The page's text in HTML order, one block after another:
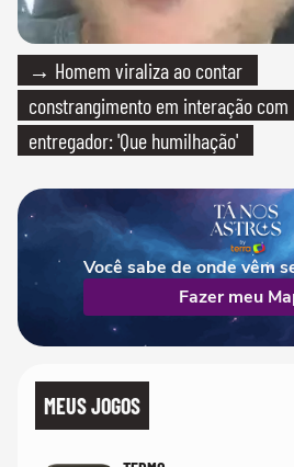
→ Homem viraliza ao contar
constrangimento em interação com
entregador: 'Que humilhação'
Você sabe de onde vêm
Fazer meu
MEUS JOGOS